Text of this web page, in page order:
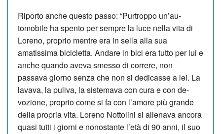
Riporto anche questo passo: “Purtroppo un’au­
tomobile ha spento per sempre la luce nella vita di
Loreno, proprio mentre era in sella alla sua
amatissima bicicletta. An­da­re in bici era tutto per lui e
an­che quando aveva smesso di correre, non
passava giorno senza che non si dedicasse a lei. La
lavava, la puliva, la si­stemava con cura e con de­
vozione, proprio come si fa con l’amore più grande
della propria vita. Loreno Notto­li­ni si allenava ancora
quasi tutti i giorni e nonostante l’età di 90 anni, il suo